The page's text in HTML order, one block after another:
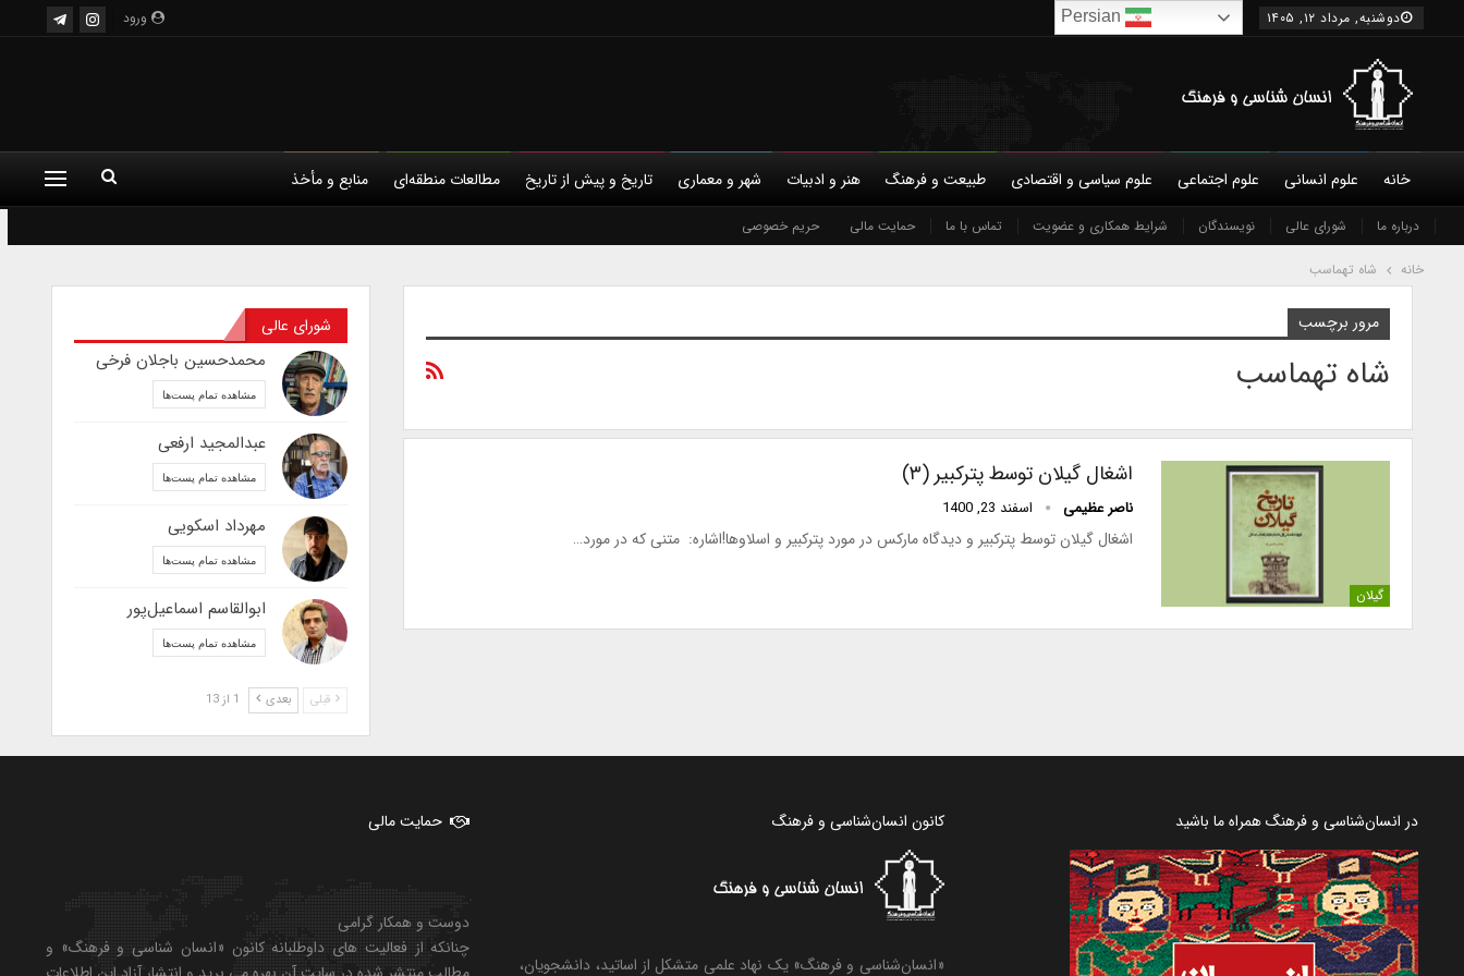
ورود دوشنبه, مرداد ۱۲, ۱۴۰۵
خانه
درباره ما شورای عالی نویسندگان شرایط همکاری و عضویت تماس با ما حمایت مالی حریم خصوصی
علوم انسانی علوم اجتماعی علوم سیاسی و اقتصادی طبیعت و فرهنگ هنر و ادبیات شهر و معماری تاریخ و پیش از تاریخ مطالعات منطقه‌ای منابع و مأخذ
خانه شاه تهماسب
مرور برچسب
شاه تهماسب
گیلان
اشغال گیلان توسط پترکبیر (۳)
ناصر عظیمی اسفند 23, 1400
اشغال گیلان توسط پترکبیر و دیدگاه مارکس در مورد پترکبیر و اسلاوها!اشاره: متنی که در مورد…
شورای عالی
محمدحسین باجلان فرخی
مشاهده تمام پست‌ها
عبدالمجید ارفعی
مشاهده تمام پست‌ها
مهرداد اسکویی
مشاهده تمام پست‌ها
ابوالقاسم اسماعیل‌پور
مشاهده تمام پست‌ها
قبلی بعدی 1 از 13
در انسان‌شناسی و فرهنگ همراه ما باشید کانون انسان‌شناسی و فرهنگ
«انسان‌شناسی و فرهنگ» یک نهاد علمی متشکل از اساتید، دانشجویان،
حمایت مالی
دوست و همکار گرامی
چنانکه از فعالیت های داوطلبانه کانون «انسان شناسی و فرهنگ» و